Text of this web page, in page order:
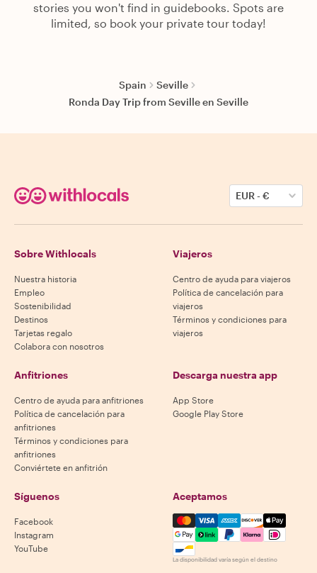
stories you won't find in guidebooks. Spots are
limited, so book your private tour today!
Spain
Seville
Ronda Day Trip from Seville en Seville
EUR-€
Sobre Withlocals
Nuestra historia
Empleo
Sostenibilidad
Destinos
Tarjetas regalo
Colabora con nosotros
Viajeros
Centro de ayuda para viajeros
Política de cancelación para
viajeros
Términos y condiciones para
viajeros
Anfitriones
Centro de ayuda para anfitriones
Política de cancelación para
anfitriones
Términos y condiciones para
anfitriones
Conviértete en anfitrión
Descarga nuestra app
App Store
Google Play Store
Síguenos
Facebook
Instagram
YouTube
Aceptamos
Mastercard, Visa, Amex,
La disponibilidad varía según el destino